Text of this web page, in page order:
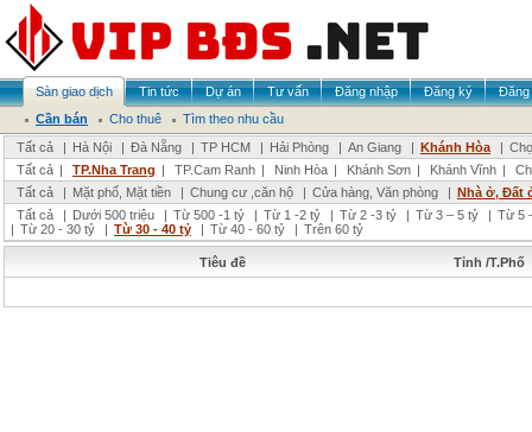
Sàn giao dịch Tin tức Dự án Tư vấn Đăng nhập Đăng ký
Đăng
Cần bán
Cho thuê
Tìm theo nhu cầu
Tất cả
| Hà Nội | Đà Nẵng | TP HCM | Hải Phòng | An Giang | Khánh Hòa |
Tất cả | TP.Nha Trang | TP.Cam Ranh | Ninh Hòa | Khánh Sơn | Khánh Vĩnh |
Tất cả
| Mặt phố, Mặt tiền | Chung cư ,căn hộ | Cửa hàng, Văn phòng | Nhà ở, Đất
Tất cả
| Dưới 500 triệu | Từ 500 -1 tỷ | Từ 1 -2 tỷ | Từ 2 -3 tỷ | Từ 3 – 5 tỷ | Từ 5
| Từ 20 - 30 tỷ | Từ 30 - 40 tỷ | Từ 40 - 60 tỷ | Trên 60 tỷ
Tiêu đề Tỉnh /T.Phố